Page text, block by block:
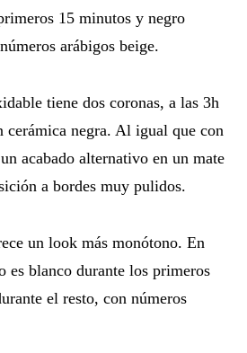
15 minutos y negro
arábigos beige.
tiene dos coronas, a las 3h
cerámica negra. Al igual que con
acabado alternativo en un mate
a bordes muy pulidos.
un look más monótono. En
es blanco durante los primeros
el resto, con números